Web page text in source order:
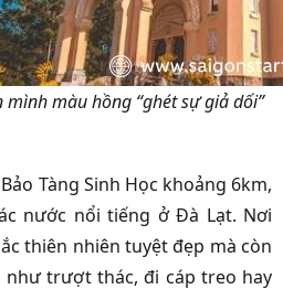
màu hồng “ghét sự giả dối”
Tàng Sinh Học khoảng 6km,
nước nổi tiếng ở Đà Lạt. Nơi
thiên nhiên tuyệt đẹp mà còn
trượt thác, đi cáp treo hay